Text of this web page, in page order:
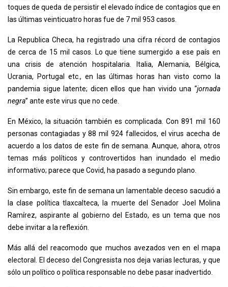
toques de queda de persistir el elevado índice de contagios que en
las últimas veinticuatro horas fue de 7 mil 953 casos.
La Republica Checa, ha registrado una cifra récord de contagios
de cerca de 15 mil casos. Lo que tiene sumergido a ese país en
una crisis de atención hospitalaria. Italia, Alemania, Bélgica,
Ucrania, Portugal etc., en las últimas horas han visto como la
pandemia sigue latente; dicen ellos que han vivido una “jornada
negra” ante este virus que no cede.
En México, la situación también es complicada. Con 891 mil 160
personas contagiadas y 88 mil 924 fallecidos, el virus acecha de
acuerdo a los datos de este fin de semana. Aunque, ahora, otros
temas más políticos y controvertidos han inundado el medio
informativo; parece que Covid, ha pasado a segundo plano.
Sin embargo, este fin de semana un lamentable deceso sacudió a
la clase política tlaxcalteca, la muerte del Senador Joel Molina
Ramírez, aspirante al gobierno del Estado, es un tema que nos
debe invitar a la reflexión.
Más allá del reacomodo que muchos avezados ven en el mapa
electoral. El deceso del Congresista nos deja varias lecturas, y que
sólo un político o política responsable no debe pasar inadvertido.